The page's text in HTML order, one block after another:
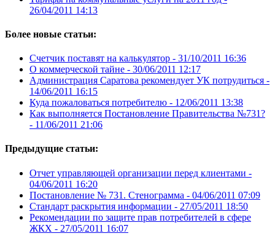
26/04/2011 14:13
Более новые статьи:
Счетчик поставят на калькулятор - 31/10/2011 16:36
О коммерческой тайне - 30/06/2011 12:17
Администрация Саратова рекомендует УК потрудиться -
14/06/2011 16:15
Куда пожаловаться потребителю - 12/06/2011 13:38
Как выполняется Постановление Правительства №731?
- 11/06/2011 21:06
Предыдущие статьи:
Отчет управляющей организации перед клиентами -
04/06/2011 16:20
Постановление № 731. Стенограмма - 04/06/2011 07:09
Стандарт раскрытия информации - 27/05/2011 18:50
Рекомендации по защите прав потребителей в сфере
ЖКХ - 27/05/2011 16:07